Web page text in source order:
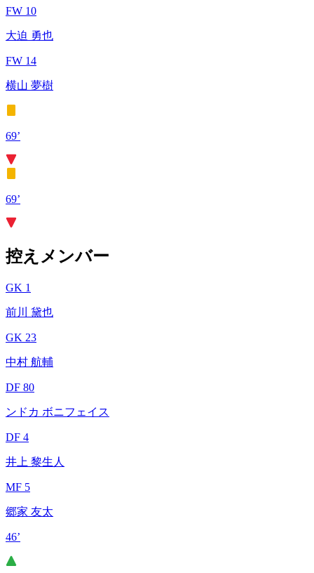
FW 10
大迫 勇也
FW 14
横山 夢樹
69’
69’
控えメンバー
GK 1
前川 黛也
GK 23
中村 航輔
DF 80
ンドカ ボニフェイス
DF 4
井上 黎生人
MF 5
郷家 友太
46’